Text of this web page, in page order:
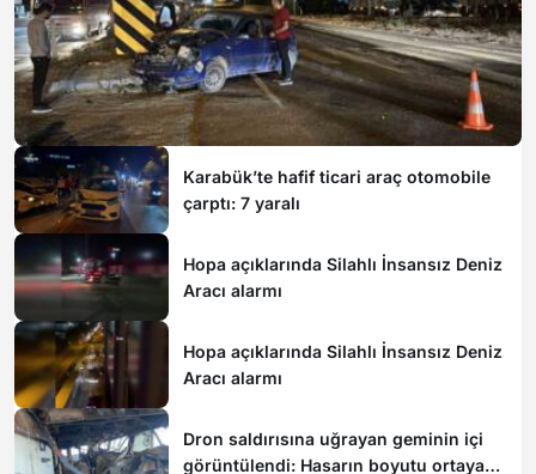
Karabük’te hafif ticari araç otomobile
çarptı: 7 yaralı
Hopa açıklarında Silahlı İnsansız Deniz
Aracı alarmı
Hopa açıklarında Silahlı İnsansız Deniz
Aracı alarmı
Dron saldırısına uğrayan geminin içi
görüntülendi: Hasarın boyutu ortaya